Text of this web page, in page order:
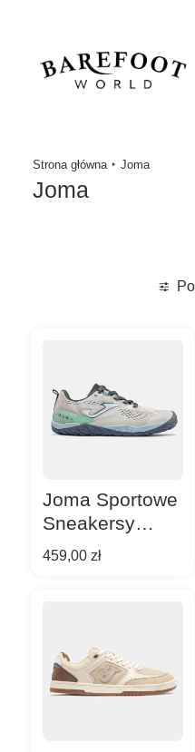
Strona główna Joma
Joma
Joma Sportowe
Sneakersy
Barefoot Sima
459,00 zł